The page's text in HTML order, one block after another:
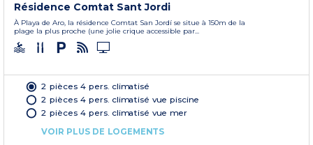
Résidence Comtat Sant Jordi
À Playa de Aro, la résidence Comtat San Jordí se situe à 150m de la
plage la plus proche (une jolie crique accessible par...
2 pièces 4 pers. climatisé
2 pièces 4 pers. climatisé vue piscine
2 pièces 4 pers. climatisé vue mer
VOIR PLUS DE LOGEMENTS